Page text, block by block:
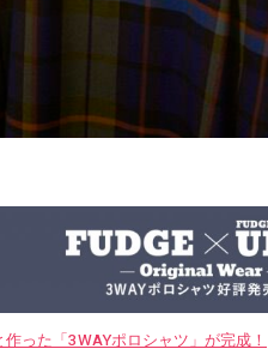
作った「3WAYポロシャツ」が完成！